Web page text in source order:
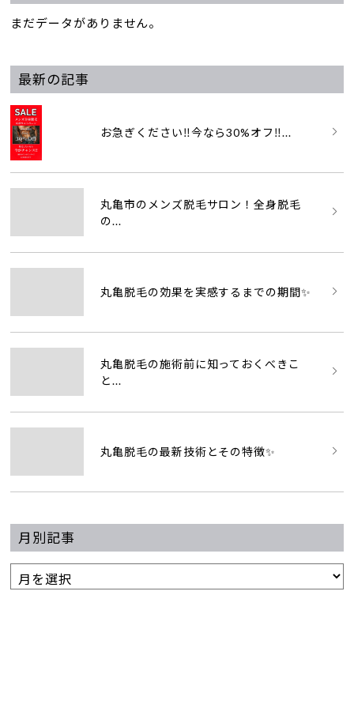
まだデータがありません。
最新の記事
お急ぎください‼️今なら30%オフ‼...
丸亀市のメンズ脱毛サロン！全身脱毛
の...
丸亀脱毛の効果を実感するまでの期間✨
丸亀脱毛の施術前に知っておくべきこ
と...
丸亀脱毛の最新技術とその特徴✨
月別記事